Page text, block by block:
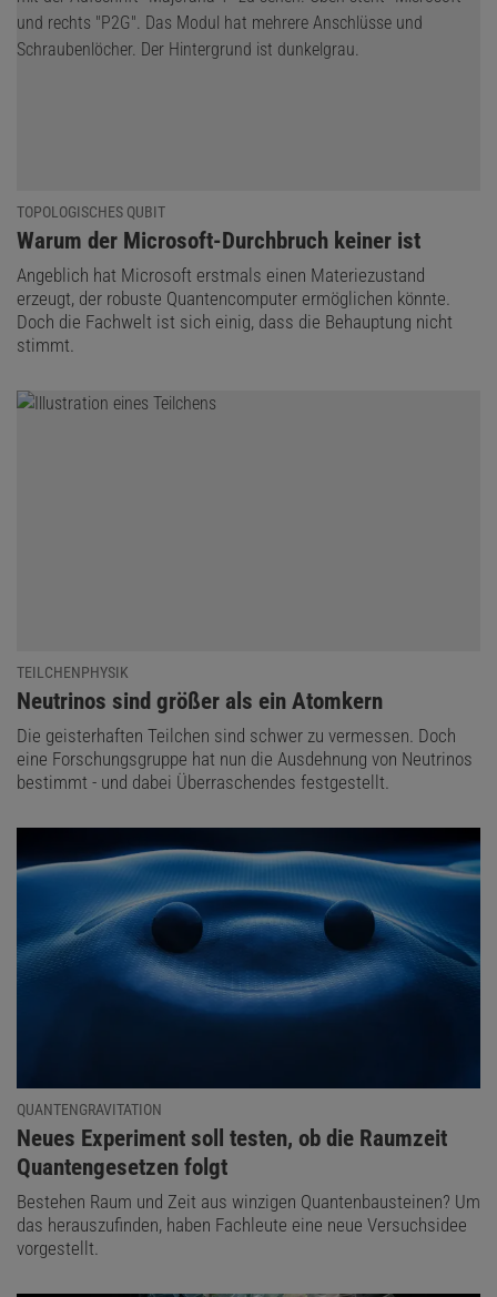
TOPOLOGISCHES QUBIT
:
Warum der Microsoft-Durchbruch keiner ist
Angeblich hat Microsoft erstmals einen Materiezustand
erzeugt, der robuste Quantencomputer ermöglichen könnte.
Doch die Fachwelt ist sich einig, dass die Behauptung nicht
stimmt.
TEILCHENPHYSIK
:
Neutrinos sind größer als ein Atomkern
Die geisterhaften Teilchen sind schwer zu vermessen. Doch
eine Forschungsgruppe hat nun die Ausdehnung von Neutrinos
bestimmt - und dabei Überraschendes festgestellt.
QUANTENGRAVITATION
:
Neues Experiment soll testen, ob die Raumzeit
Quantengesetzen folgt
Bestehen Raum und Zeit aus winzigen Quantenbausteinen? Um
das herauszufinden, haben Fachleute eine neue Versuchsidee
vorgestellt.